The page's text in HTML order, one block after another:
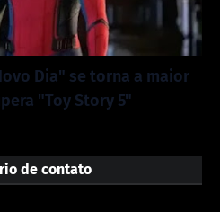
Dia" se torna a maior
"Toy Story 5"
de contato